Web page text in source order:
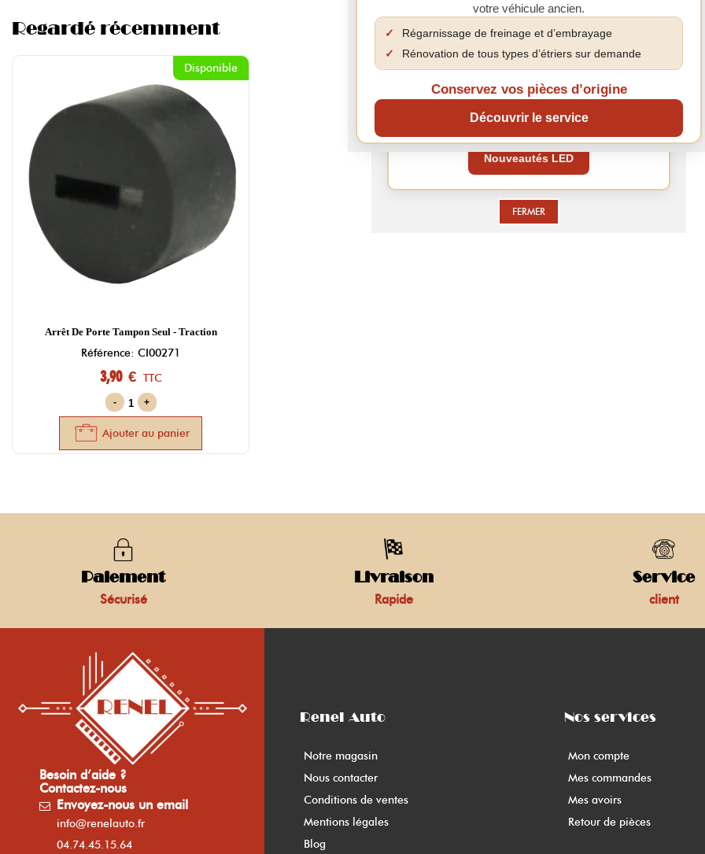
Regardé récemment
Disponible
Arrêt De Porte Tampon Seul - Traction
Référence: CI00271
3,90 € TTC
- +
Ajouter au panier
Paiement
Sécurisé
Livraison
Rapide
Service
client
Besoin d’aide ?
Contactez-nous
Envoyez-nous un email
info@renelauto.fr
04.74.45.15.64
Renel Auto
Notre magasin
Nous contacter
Conditions de ventes
Mentions légales
Blog
Nos services
Mon compte
Mes commandes
Mes avoirs
Retour de pièces
LES AVANTAGES DE LA LED
Plus de luminosité pour une meilleure visibilité.
Passez à la LED
Une visibilité améliorée.
Nouveautés LED
FERMER
votre véhicule ancien.
✓
Régarnissage de freinage et d’embrayage
✓
Rénovation de tous types d’étriers sur demande
Conservez vos pièces d’origine
Découvrir le service